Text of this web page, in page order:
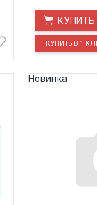
КУПИТЬ
Новинка